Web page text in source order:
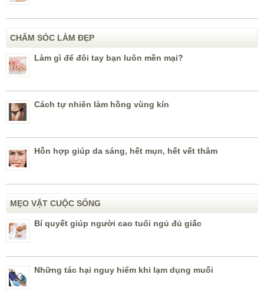
CHĂM SÓC LÀM ĐẸP
Làm gì để đôi tay bạn luôn mền mại?
Cách tự nhiên làm hồng vùng kín
Hỗn hợp giúp da sáng, hết mụn, hết vết thâm
MẸO VẶT CUỘC SỐNG
Bí quyết giúp người cao tuổi ngủ đủ giấc
Những tác hại nguy hiểm khi lạm dụng muối